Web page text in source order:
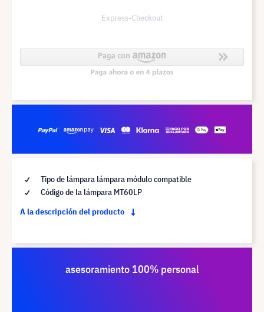
Express-Checkout
Tipo de lámpara lámpara módulo compatible
Código de la lámpara MT60LP
A la descripción del producto
asesoramiento 100% personal